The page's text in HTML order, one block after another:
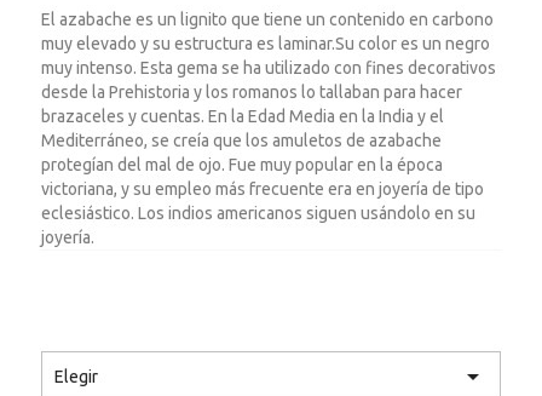
El azabache es un lignito que tiene un contenido en carbono
muy elevado y su estructura es laminar.Su color es un negro
muy intenso. Esta gema se ha utilizado con fines decorativos
desde la Prehistoria y los romanos lo tallaban para hacer
brazaceles y cuentas. En la Edad Media en la India y el
Mediterráneo, se creía que los amuletos de azabache
protegían del mal de ojo. Fue muy popular en la época
victoriana, y su empleo más frecuente era en joyería de tipo
eclesiástico. Los indios americanos siguen usándolo en su
joyería.
Elegir 